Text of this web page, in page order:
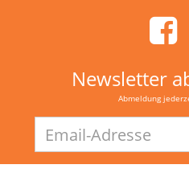
Newsletter
Abmeldung
Adresse